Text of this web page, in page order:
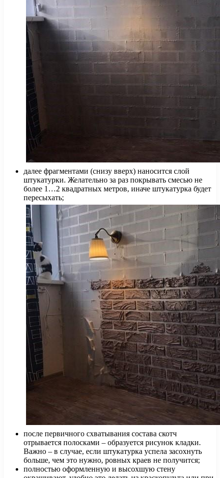
далее фрагментами (снизу вверх) наносится слой
штукатурки. Желательно за раз покрывать смесью не
более 1…2 квадратных метров, иначе штукатурка будет
пересыхать;
после первичного схватывания состава скотч
отрывается полосками – образуется рисунок кладки.
Важно – в случае, если штукатурка успела засохнуть
больше, чем это нужно, ровных краев не получится;
полностью оформленную и высохшую стену